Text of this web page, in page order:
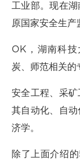
工业部。现在
原国家安全生产
OK，湖南科技
炭、师范相关的
安全工程、采
其自动化、自
济学。
除了上面介绍